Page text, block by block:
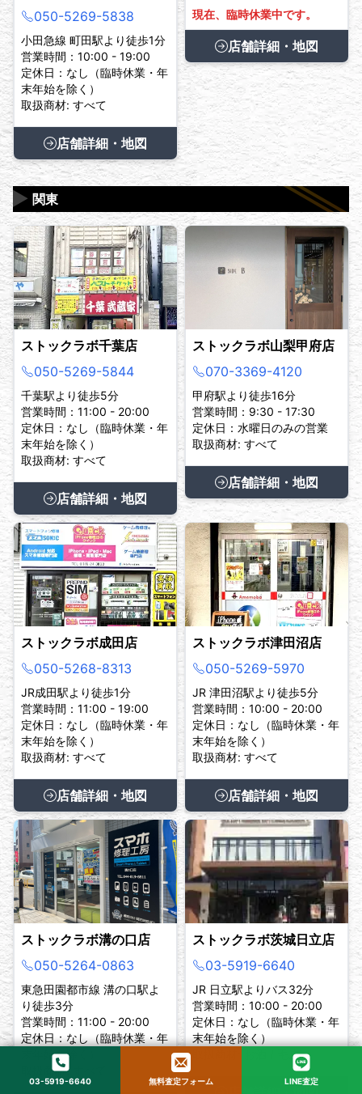
050-5269-5838
小田急線 町田駅より徒歩1分
営業時間：10:00 - 19:00
定休日：なし（臨時休業・年
末年始を除く）
取扱商材: すべて
店舗詳細・地図
現在、臨時休業中です。
店舗詳細・地図
関東
▶
ストックラボ千葉店
050-5269-5844
千葉駅より徒歩5分
営業時間：11:00 - 20:00
定休日：なし（臨時休業・年
末年始を除く）
取扱商材: すべて
店舗詳細・地図
ストックラボ山梨甲府店
070-3369-4120
甲府駅より徒歩16分
営業時間：9:30 - 17:30
定休日：水曜日のみの営業
取扱商材: すべて
店舗詳細・地図
ストックラボ成田店
050-5268-8313
JR成田駅より徒歩1分
営業時間：11:00 - 19:00
定休日：なし（臨時休業・年
末年始を除く）
取扱商材: すべて
店舗詳細・地図
ストックラボ津田沼店
050-5269-5970
JR 津田沼駅より徒歩5分
営業時間：10:00 - 20:00
定休日：なし（臨時休業・年
末年始を除く）
取扱商材: すべて
店舗詳細・地図
ストックラボ溝の口店
050-5264-0863
東急田園都市線 溝の口駅よ
り徒歩3分
営業時間：11:00 - 20:00
定休日：なし（臨時休業・年
末年始を除く）
取扱商材: すべて
ストックラボ茨城日立店
03-5919-6640
JR 日立駅よりバス32分
営業時間：10:00 - 20:00
定休日：なし（臨時休業・年
末年始を除く）
取扱商材: お酒 / 毛皮
03-5919-6640 無料査定フォーム LINE査定